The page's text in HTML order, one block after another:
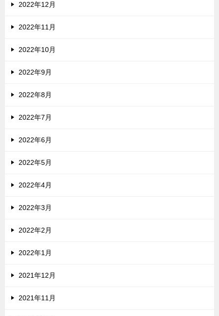
2022年12月
2022年11月
2022年10月
2022年9月
2022年8月
2022年7月
2022年6月
2022年5月
2022年4月
2022年3月
2022年2月
2022年1月
2021年12月
2021年11月